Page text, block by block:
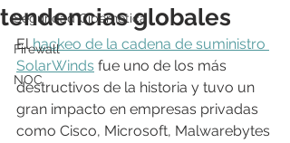
Seguridad Cibernética
Firewall
NOC
tendencias globales
El hackeo de la cadena de suministro
SolarWinds fue uno de los más
destructivos de la historia y tuvo un
gran impacto en empresas privadas
como Cisco, Microsoft, Malwarebytes